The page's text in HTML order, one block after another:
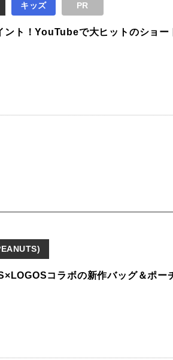
キッズ PR
ント！YouTubeで大ヒットのショー
コラボの新作バッグ＆ポー